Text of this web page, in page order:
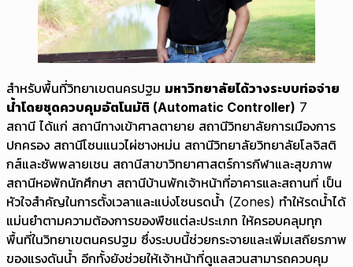
สำหรับพื้นที่วิทยาเขตนครปฐม มหาวิทยาลัยได้วางระบบท่อจ่าย
น้ำโดยชุดควบคุมอัตโนมัติ (Automatic Controller) 7
สถานี ได้แก่ สถานีทางเข้าศาลตายาย สถานีวิทยาลัยการเมืองการ
ปกครอง สถานีโซนแนวไผ่ซางหม่น สถานีวิทยาลัยวิทยาลัยโลจิสติ
กส์และซัพพลายเชน สถานีสาขาวิทยาศาสตร์การกีฬาและสุขภาพ
สถานีหอพักนักศึกษา สถานีบ้านพักเจ้าหน้าที่อาคารและสถานที่ เป็น
หัวใจสำคัญในการตั้งเวลาและแบ่งโซนรดน้ำ (Zones) ทำให้รดน้ำได้
แม่นยำตามความต้องการของพืชแต่ละประเภท ให้ครอบคลุมทุก
พื้นที่ในวิทยาเขตนครปฐม ซึ่งระบบนี้ช่วยกระจายและเพิ่มเสถียรภาพ
ของแรงดันน้ำ อีกทั้งยังช่วยให้เจ้าหน้าที่ดูแลสวนสามารถควบคุม